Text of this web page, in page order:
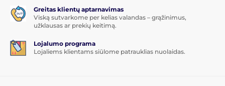
Grūdintas stiklas, skirtas „iPhone Air“
Dėklai, skirti „iPhone Air“
Greitas klientų aptarnavimas
Viską sutvarkome per kelias valandas – grąžinimus,
užklausas ar prekių keitimą.
Lojalumo programa
Lojaliems klientams siūlome patrauklias nuolaidas.